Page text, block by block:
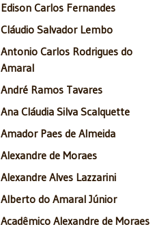
Edison Carlos Fernandes
Cláudio Salvador Lembo
Antonio Carlos Rodrigues do
Amaral
André Ramos Tavares
Ana Cláudia Silva Scalquette
Amador Paes de Almeida
Alexandre de Moraes
Alexandre Alves Lazzarini
Alberto do Amaral Júnior
Acadêmico Alexandre de Moraes